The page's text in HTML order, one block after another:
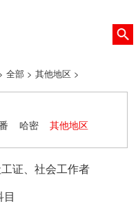
全部 > 其他地区 >
哈密 其他地区
证、社会工作者